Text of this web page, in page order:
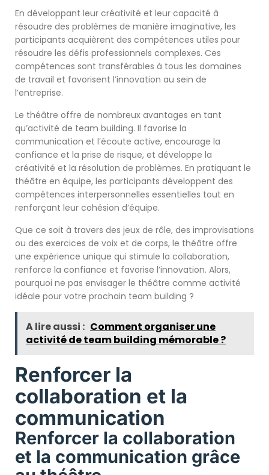
En développant leur créativité et leur capacité à
résoudre des problèmes de manière imaginative, les
participants acquièrent des compétences utiles pour
résoudre les défis professionnels complexes. Ces
compétences sont transférables à tous les domaines
de travail et favorisent l’innovation au sein de
l’entreprise.
Le théâtre offre de nombreux avantages en tant
qu’activité de team building. Il favorise la
communication et l’écoute active, encourage la
confiance et la prise de risque, et développe la
créativité et la résolution de problèmes. En pratiquant le
théâtre en équipe, les participants développent des
compétences interpersonnelles essentielles tout en
renforçant leur cohésion d’équipe.
Que ce soit à travers des jeux de rôle, des improvisations
ou des exercices de voix et de corps, le théâtre offre
une expérience unique qui stimule la collaboration,
renforce la confiance et favorise l’innovation. Alors,
pourquoi ne pas envisager le théâtre comme activité
idéale pour votre prochain team building ?
A lire aussi : Comment organiser une
activité de team building mémorable ?
Renforcer la
collaboration et la
communication
Renforcer la collaboration
et la communication grâce